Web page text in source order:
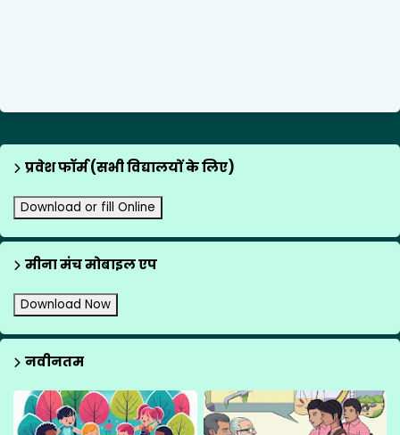
प्रवेश फॉर्म (सभी विद्यालयों के लिए)
Download or fill Online
मीना मंच मोबाइल एप
Download Now
नवीनतम